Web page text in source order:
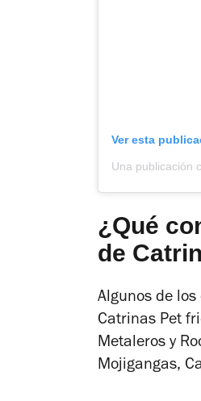
Ver esta
¿Qué
de
Algunos de
Catrinas Pet
Metaleros y
Mojigangas,